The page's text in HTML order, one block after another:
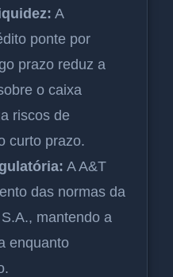
A
ponte por
prazo reduz a
o caixa
riscos de
curto prazo.
A A&T
das normas da
mantendo a
enquanto